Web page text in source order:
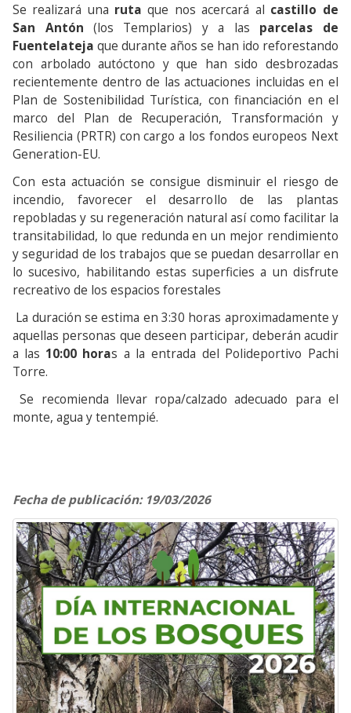
Se realizará una ruta que nos acercará al castillo de
San Antón (los Templarios) y a las parcelas de
Fuentelateja que durante años se han ido reforestando
con arbolado autóctono y que han sido desbrozadas
recientemente dentro de las actuaciones incluidas en el
Plan de Sostenibilidad Turística, con financiación en el
marco del Plan de Recuperación, Transformación y
Resiliencia (PRTR) con cargo a los fondos europeos Next
Generation-EU.
Con esta actuación se consigue disminuir el riesgo de
incendio, favorecer el desarrollo de las plantas
repobladas y su regeneración natural así como facilitar la
transitabilidad, lo que redunda en un mejor rendimiento
y seguridad de los trabajos que se puedan desarrollar en
lo sucesivo, habilitando estas superficies a un disfrute
recreativo de los espacios forestales
La duración se estima en 3:30 horas aproximadamente y
aquellas personas que deseen participar, deberán acudir
a las 10:00 horas a la entrada del Polideportivo Pachi
Torre.
Se recomienda llevar ropa/calzado adecuado para el
monte, agua y tentempié.
Fecha de publicación: 19/03/2026